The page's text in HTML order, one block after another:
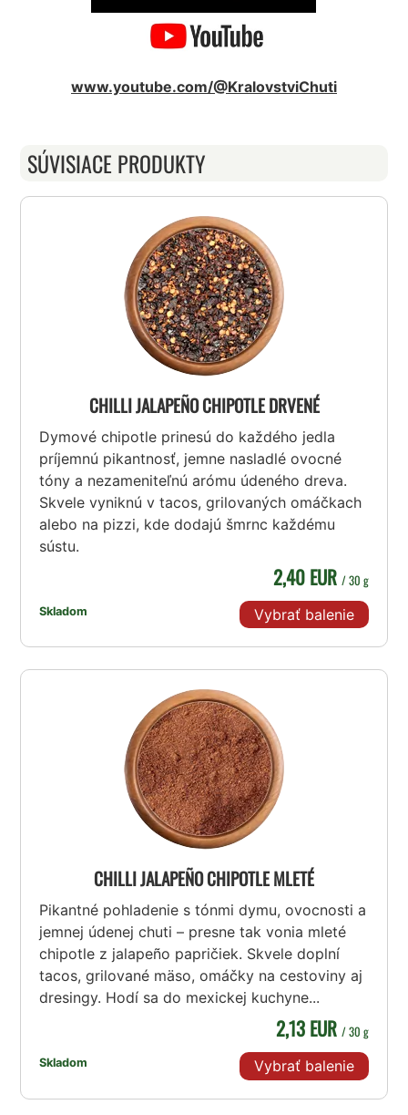
www.youtube.com/@KralovstviChuti
SÚVISIACE PRODUKTY
CHILLI JALAPEÑO CHIPOTLE DRVENÉ
Dymové chipotle prinesú do každého jedla
príjemnú pikantnosť, jemne nasladlé ovocné
tóny a nezameniteľnú arómu údeného dreva.
Skvele vyniknú v tacos, grilovaných omáčkach
alebo na pizzi, kde dodajú šmrnc každému
sústu.
Skladom
2,40 EUR / 30 g
Vybrať balenie
CHILLI JALAPEÑO CHIPOTLE MLETÉ
Pikantné pohladenie s tónmi dymu, ovocnosti a
jemnej údenej chuti – presne tak vonia mleté
chipotle z jalapeño papričiek. Skvele doplní
tacos, grilované mäso, omáčky na cestoviny aj
dresingy. Hodí sa do mexickej kuchyne...
Skladom
2,13 EUR / 30 g
Vybrať balenie